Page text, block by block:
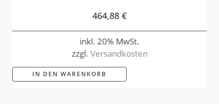
464,88 €
inkl. 20% MwSt.
zzgl. Versandkosten
IN DEN WARENKORB